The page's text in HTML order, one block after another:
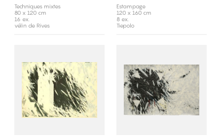
Techniques mixtes
80 x 120 cm
16 ex.
vélin de Rives
Estampage
120 x 160 cm
8 ex.
Tiepolo